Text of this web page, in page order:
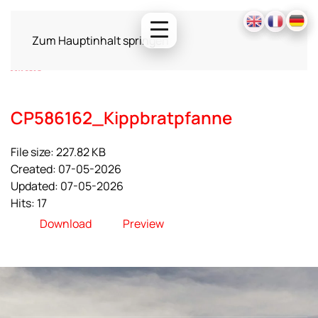
Zum Hauptinhalt springen
CP586162_Kippbratpfanne
File size: 227.82 KB
Created: 07-05-2026
Updated: 07-05-2026
Hits: 17
Download
Preview